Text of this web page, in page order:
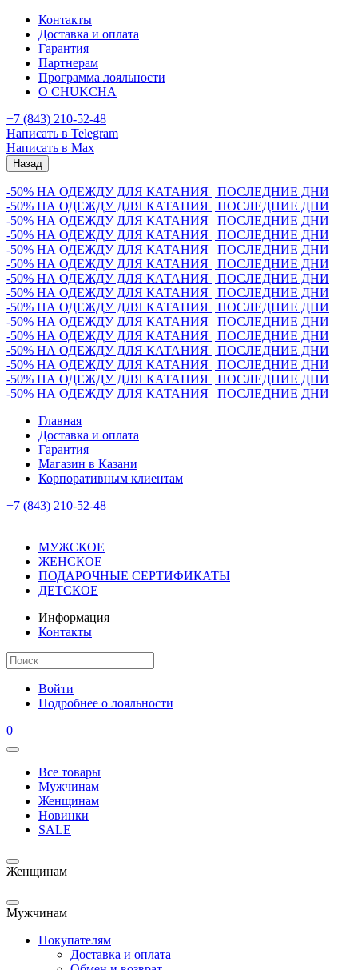
Контакты
Доставка и оплата
Гарантия
Партнерам
Программа лояльности
О CHUKCHA
+7 (843) 210-52-48
Написать в Telegram
Написать в Max
Назад
-50% НА ОДЕЖДУ ДЛЯ КАТАНИЯ | ПОСЛЕДНИЕ ДНИ
-50% НА ОДЕЖДУ ДЛЯ КАТАНИЯ | ПОСЛЕДНИЕ ДНИ
-50% НА ОДЕЖДУ ДЛЯ КАТАНИЯ | ПОСЛЕДНИЕ ДНИ
-50% НА ОДЕЖДУ ДЛЯ КАТАНИЯ | ПОСЛЕДНИЕ ДНИ
-50% НА ОДЕЖДУ ДЛЯ КАТАНИЯ | ПОСЛЕДНИЕ ДНИ
-50% НА ОДЕЖДУ ДЛЯ КАТАНИЯ | ПОСЛЕДНИЕ ДНИ
-50% НА ОДЕЖДУ ДЛЯ КАТАНИЯ | ПОСЛЕДНИЕ ДНИ
-50% НА ОДЕЖДУ ДЛЯ КАТАНИЯ | ПОСЛЕДНИЕ ДНИ
-50% НА ОДЕЖДУ ДЛЯ КАТАНИЯ | ПОСЛЕДНИЕ ДНИ
-50% НА ОДЕЖДУ ДЛЯ КАТАНИЯ | ПОСЛЕДНИЕ ДНИ
-50% НА ОДЕЖДУ ДЛЯ КАТАНИЯ | ПОСЛЕДНИЕ ДНИ
-50% НА ОДЕЖДУ ДЛЯ КАТАНИЯ | ПОСЛЕДНИЕ ДНИ
-50% НА ОДЕЖДУ ДЛЯ КАТАНИЯ | ПОСЛЕДНИЕ ДНИ
-50% НА ОДЕЖДУ ДЛЯ КАТАНИЯ | ПОСЛЕДНИЕ ДНИ
-50% НА ОДЕЖДУ ДЛЯ КАТАНИЯ | ПОСЛЕДНИЕ ДНИ
Главная
Доставка и оплата
Гарантия
Магазин в Казани
Корпоративным клиентам
+7 (843) 210-52-48
МУЖСКОЕ
ЖЕНСКОЕ
ПОДАРОЧНЫЕ СЕРТИФИКАТЫ
ДЕТСКОЕ
Информация
Контакты
Войти
Подробнее о лояльности
0
Все товары
Мужчинам
Женщинам
Новинки
SALE
Женщинам
Мужчинам
Покупателям
Доставка и оплата